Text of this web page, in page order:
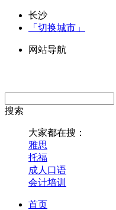
长沙
「切换城市」
网站导航
搜索
大家都在搜：
雅思
托福
成人口语
会计培训
首页